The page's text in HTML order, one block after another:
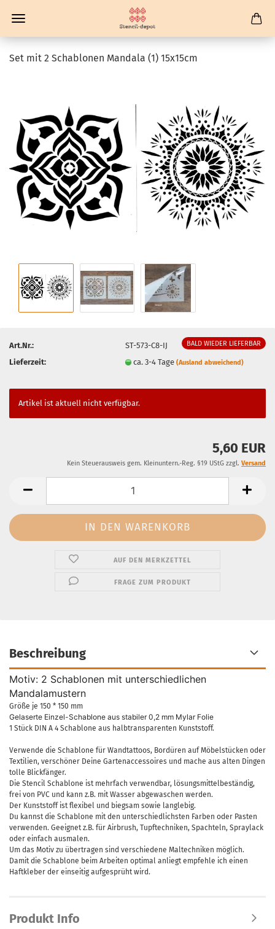
Set mit 2 Schablonen Mandala (1) 15x15cm
BALD WIEDER LIEFERBAR
Art.Nr.:
ST-573-C8-IJ
Lieferzeit:
ca. 3-4 Tage(Ausland abweichend)
Artikel ist aktuell nicht verfügbar.
5,60 EUR
Kein Steuerausweis gem. Kleinuntern.-Reg. §19 UStG zzgl. Versand
AUF DEN MERKZETTEL
FRAGE ZUM PRODUKT
Beschreibung
Motiv: 2 Schablonen mit unterschiedlichen
Mandalamustern
Größe je 150 * 150 mm
Gelaserte Einzel-Schablone aus stabiler 0,2 mm Mylar Folie
1 Stück DIN A 4 Schablone aus halbtransparenten Kunststoff.
Verwende die Schablone für Wandtattoos, Bordüren auf Möbelstücken oder
Textilien, verschöner Deine Gartenaccessoires und mache aus alten Dingen
tolle Blickfänger.
Die Stencil Schablone ist mehrfach verwendbar, lösungsmittelbeständig,
frei von PVC und kann z.B. mit Wasser abgewaschen werden.
Der Kunststoff ist flexibel und biegsam sowie langlebig.
Du kannst die Schablone mit den unterschiedlichsten Farben oder Pasten
verwenden. Geeignet z.B. für Airbrush, Tupftechniken, Spachteln, Spraylack
oder einfach ausmalen.
Um das Motiv zu übertragen sind verschiedene Maltechniken möglich.
Damit die Schablone beim Arbeiten optimal anliegt empfehle ich einen
Haftkleber der einseitig aufgesprüht wird.
Produkt Info